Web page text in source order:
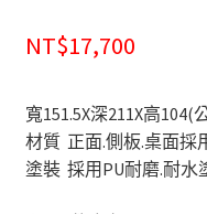
雙人床＆單人床
衣櫃&衣櫥
床墊&彈簧床
NT$17,700
寬151.5X深211X高104(
材質 正面.側板.桌面採
塗裝 採用PU耐磨.耐水